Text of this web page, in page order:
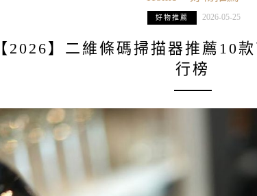
好物推薦 2026-05-25
【2026】二維條碼掃描器推薦10
行榜